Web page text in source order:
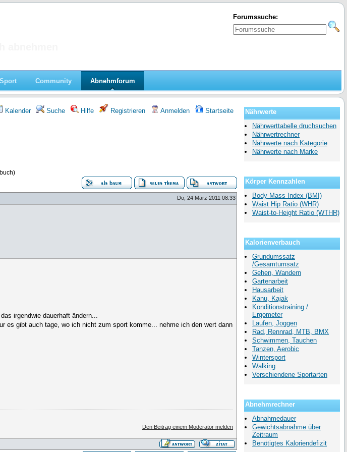
Forumssuche:
Sport Community Abnehmforum
Kalender Suche Hilfe Registrieren Anmelden Startseite
Do, 24 März 2011 08:33
irgendwie dauerhaft ändern...
es gibt auch tage, wo ich nicht zum sport komme... nehme ich den wert dann
Den Beitrag einem Moderator melden
Nährwerte
Nährwerttabelle druchsuchen
Nährwertrechner
Nährwerte nach Kategorie
Nährwerte nach Marke
Körper Kennzahlen
Body Mass Index (BMI)
Waist Hip Ratio (WHR)
Waist-to-Height Ratio (WTHR)
Kalorienverbauch
Grundumssatz
/Gesamtumsatz
Gehen, Wandern
Gartenarbeit
Hausarbeit
Kanu, Kajak
Konditionstraining /
Ergometer
Laufen, Joggen
Rad, Rennrad, MTB, BMX
Schwimmen, Tauchen
Tanzen, Aerobic
Wintersport
Walking
Verschiendene Sportarten
Abnehmrechner
Abnahmedauer
Gewichtsabnahme über
Zeitraum
Benötigtes Kaloriendefizit